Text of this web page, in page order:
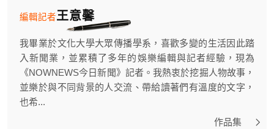
王意馨
編輯記者
我畢業於文化大學大眾傳播學系，喜歡多變的生活因此踏
入新聞業，並累積了多年的娛樂編輯與記者經驗，現為
《NOWNEWS今日新聞》記者。我熱衷於挖掘人物故事，
並樂於與不同背景的人交流、帶給讀著們有溫度的文字，
也希...
作品集